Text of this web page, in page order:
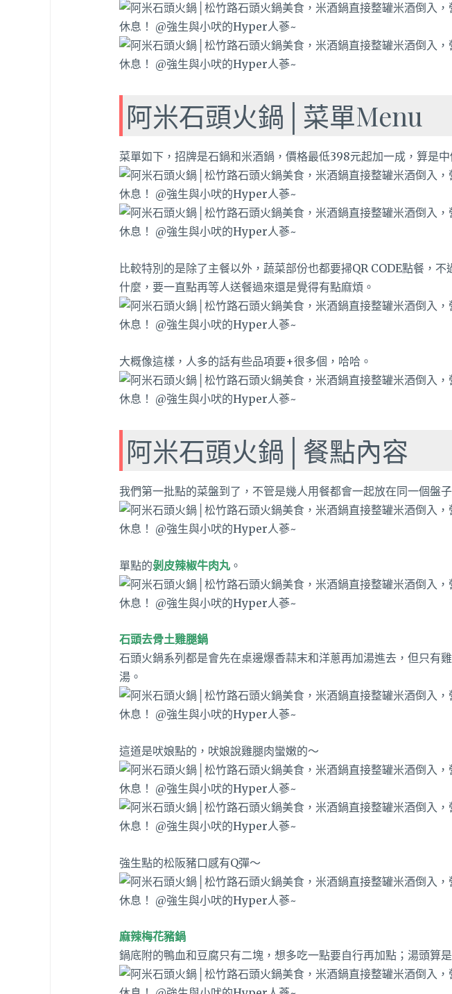
阿米石頭火鍋│菜單Menu
菜單如下，招牌是石鍋和米酒鍋，價格最低398元起加一成，算是中
比較特別的是除了主餐以外，蔬菜部份也都要掃QR CODE點餐，
什麼，要一直點再等人送餐過來還是覺得有點麻煩。
大概像這樣，人多的話有些品項要+很多個，哈哈。
阿米石頭火鍋│餐點內容
我們第一批點的菜盤到了，不管是幾人用餐都會一起放在同一個盤子
單點的剝皮辣椒牛肉丸 。
石頭去骨土雞腿鍋
石頭火鍋系列都是會先在桌邊爆香蒜末和洋蔥再加湯進去，但只有
湯。
這道是吠娘點的，吠娘說雞腿肉蠻嫩的～
強生點的松阪豬口感有Q彈～
麻辣梅花豬鍋
鍋底附的鴨血和豆腐只有二塊，想多吃一點要自行再加點；湯頭算